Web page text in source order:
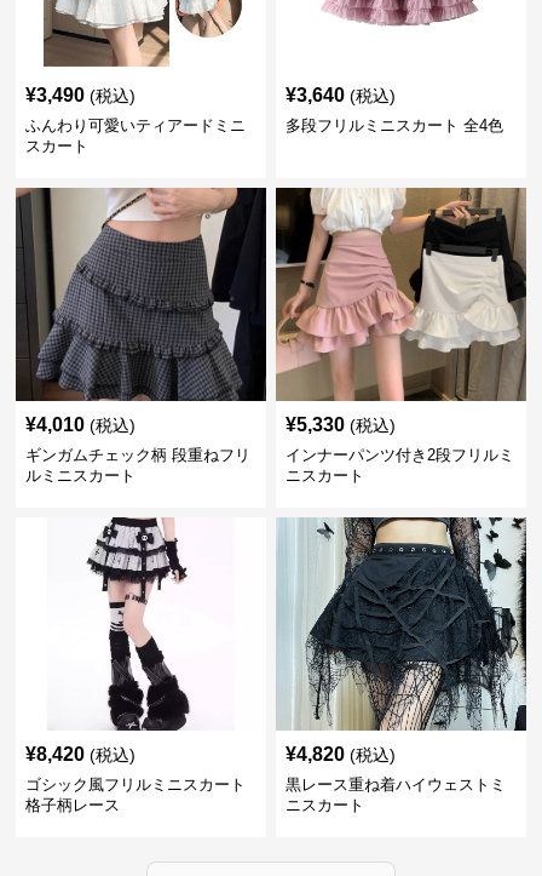
¥3,490 (税込)
ふんわり可愛いティアードミニ
スカート
¥3,640 (税込)
多段フリルミニスカート 全4色
¥4,010 (税込)
ギンガムチェック柄 段重ねフリ
ルミニスカート
¥5,330 (税込)
インナーパンツ付き2段フリルミ
ニスカート
¥8,420 (税込)
ゴシック風フリルミニスカート
格子柄レース
¥4,820 (税込)
黒レース重ね着ハイウェストミ
ニスカート